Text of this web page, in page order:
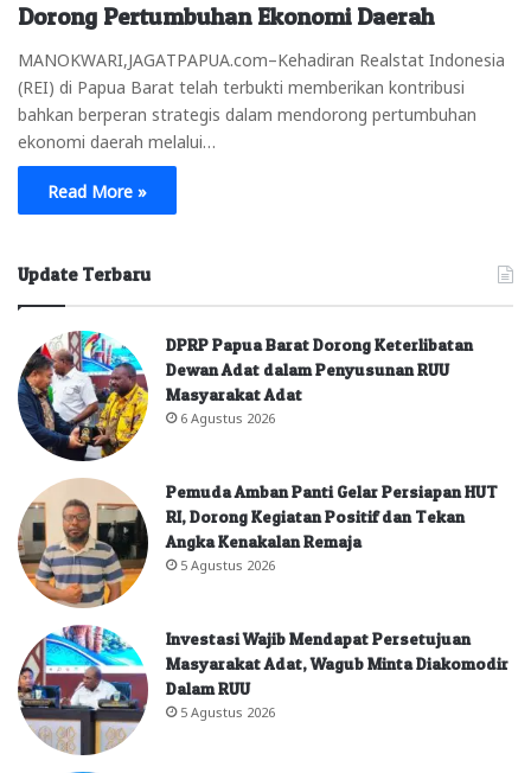
Dorong Pertumbuhan Ekonomi Daerah
MANOKWARI,JAGATPAPUA.com–Kehadiran Realstat Indonesia
(REI) di Papua Barat telah terbukti memberikan kontribusi
bahkan berperan strategis dalam mendorong pertumbuhan
ekonomi daerah melalui…
Read More »
Update Terbaru
DPRP Papua Barat Dorong Keterlibatan
Dewan Adat dalam Penyusunan RUU
Masyarakat Adat
6 Agustus 2026
Pemuda Amban Panti Gelar Persiapan HUT
RI, Dorong Kegiatan Positif dan Tekan
Angka Kenakalan Remaja
5 Agustus 2026
Investasi Wajib Mendapat Persetujuan
Masyarakat Adat, Wagub Minta Diakomodir
Dalam RUU
5 Agustus 2026